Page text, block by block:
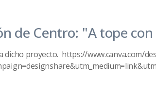
de Centro: "A tope con
dicho proyecto. https://www.canva.com/